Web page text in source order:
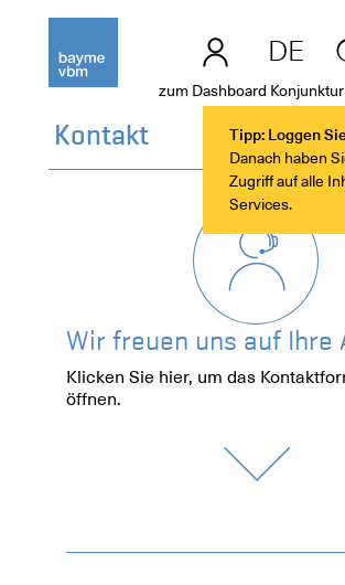
zum Dashboard Konjunktur
Tipp: Loggen
Danach haben
Zugriff auf alle
Services.
DE
EN
Kontakt
Wir freuen uns auf Ihre
Klicken Sie hier, um das
öffnen.